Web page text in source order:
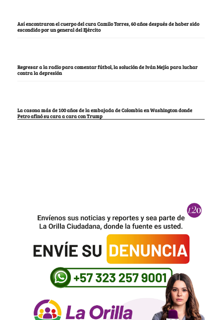
Así encontraron el cuerpo del cura Camilo Torres, 60 años después de haber sido
escondido por un general del Ejército
Regresar a la radio para comentar fútbol, la solución de Iván Mejía para luchar
contra la depresión
La casona más de 100 años de la embajada de Colombia en Washington donde
Petro afinó su cara a cara con Trump